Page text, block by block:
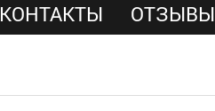
КОНТАКТЫ ОТЗЫВЫ